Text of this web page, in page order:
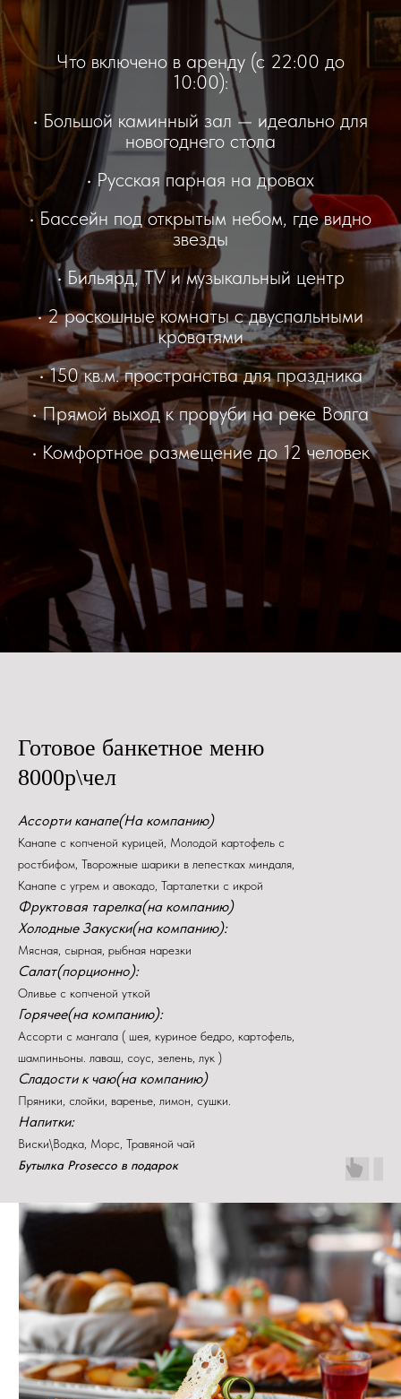
Что включено в аренду (с 22:00 до
10:00):
• Большой каминный зал — идеально для
новогоднего стола
• Русская парная на дровах
• Бассейн под открытым небом, где видно
звезды
• Бильярд, TV и музыкальный центр
• 2 роскошные комнаты с двуспальными
кроватями
• 150 кв.м. пространства для праздника
• Прямой выход к проруби на реке Волга
• Комфортное размещение до 12 человек
Готовое банкетное меню
8000р\чел
Ассорти канапе(На компанию)
Канапе с копченой курицей, Молодой картофель с
ростбифом, Творожные шарики в лепестках миндаля,
Канапе с угрем и авокадо, Тарталетки с икрой
Фруктовая тарелка(на компанию)
Холодные Закуски(на компанию):
Мясная, сырная, рыбная нарезки
Салат(порционно):
Оливье с копченой уткой
Горячее(на компанию):
Ассорти с мангала ( шея, куриное бедро, картофель,
шампиньоны. лаваш, соус, зелень, лук )
Сладости к чаю(на компанию)
Пряники, слойки, варенье, лимон, сушки.
Напитки:
Виски\Водка, Морс, Травяной чай
Бутылка Prosecco в подарок